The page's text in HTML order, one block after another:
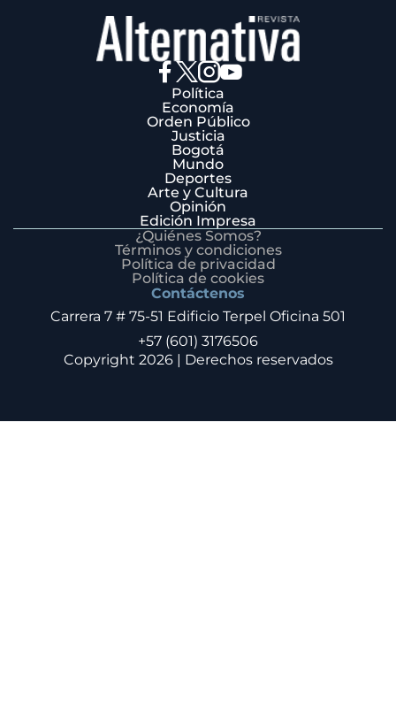
Política
Economía
Orden Público
Justicia
Bogotá
Mundo
Deportes
Arte y Cultura
Opinión
Edición Impresa
¿Quiénes Somos?
Términos y condiciones
Política de privacidad
Política de cookies
Contáctenos
Carrera 7 # 75-51 Edificio Terpel Oficina 501
+57 (601) 3176506
Copyright 2026 | Derechos reservados